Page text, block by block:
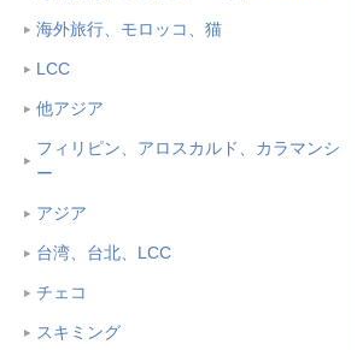
海外旅行、モロッコ、猫
LCC
他アジア
フィリピン、アロスカルド、カラマンシ
ー
アジア
台湾、台北、LCC
チェコ
スキミング